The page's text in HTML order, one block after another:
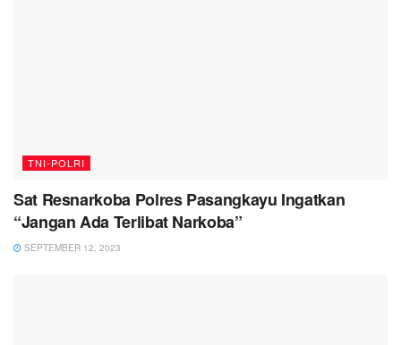
TNI-POLRI
Sat Resnarkoba Polres Pasangkayu Ingatkan
“Jangan Ada Terlibat Narkoba”
SEPTEMBER 12, 2023